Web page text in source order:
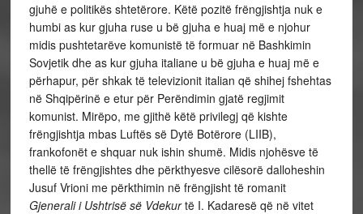
gjuhë e politikës shtetërore. Këtë pozitë frëngjishtja nuk e
humbi as kur gjuha ruse u bë gjuha e huaj më e njohur
midis pushtetarëve komunistë të formuar në Bashkimin
Sovjetik dhe as kur gjuha italiane u bë gjuha e huaj më e
përhapur, për shkak të televizionit italian që shihej fshehtas
në Shqipërinë e etur për Perëndimin gjatë regjimit
komunist. Mirëpo, me gjithë këtë privilegj që kishte
frëngjishtja mbas Luftës së Dytë Botërore (LIIB),
frankofonët e shquar nuk ishin shumë. Midis njohësve të
thellë të frëngjishtes dhe përkthyesve cilësorë dalloheshin
Jusuf Vrioni me përkthimin në frëngjisht të romanit
Gjenerali i Ushtrisë së Vdekurtë I. Kadaresë që në vitet